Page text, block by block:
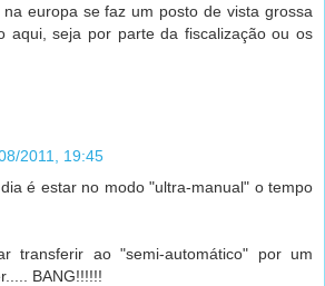
europa se faz um posto de vista grossa
aqui, seja por parte da fiscalização ou os
2011, 19:45
é estar no modo "ultra-manual" o tempo
transferir ao "semi-automático" por um
BANG!!!!!!